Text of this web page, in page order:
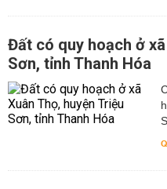
Đất có quy hoạch ở
Sơn, tỉnh Thanh Hóa